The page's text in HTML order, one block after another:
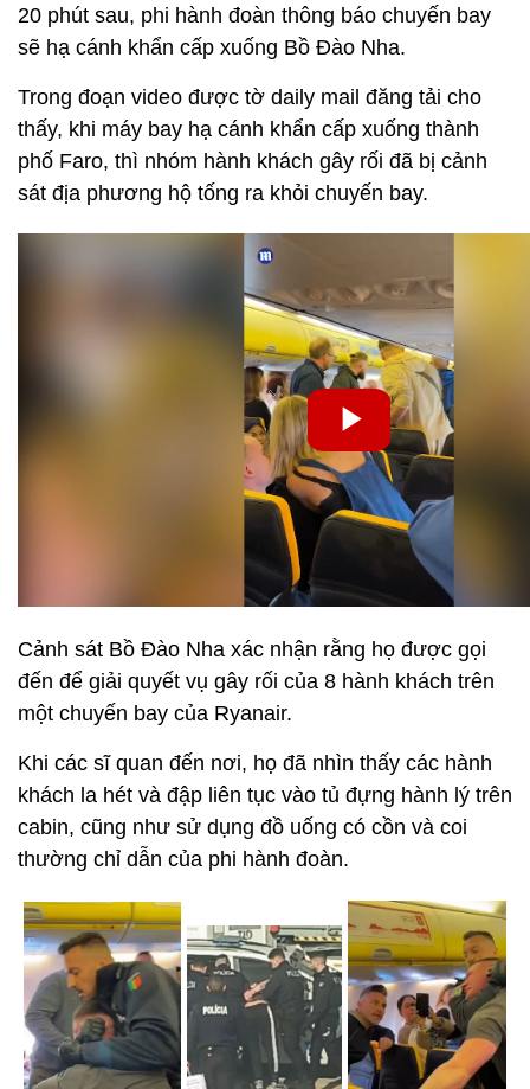
20 phút sau, phi hành đoàn thông báo chuyến bay
sẽ hạ cánh khẩn cấp xuống Bồ Đào Nha.
Trong đoạn video được tờ daily mail đăng tải cho
thấy, khi máy bay hạ cánh khẩn cấp xuống thành
phố Faro, thì nhóm hành khách gây rối đã bị cảnh
sát địa phương hộ tống ra khỏi chuyến bay.
Cảnh sát Bồ Đào Nha xác nhận rằng họ được gọi
đến để giải quyết vụ gây rối của 8 hành khách trên
một chuyến bay của Ryanair.
Khi các sĩ quan đến nơi, họ đã nhìn thấy các hành
khách la hét và đập liên tục vào tủ đựng hành lý trên
cabin, cũng như sử dụng đồ uống có cồn và coi
thường chỉ dẫn của phi hành đoàn.